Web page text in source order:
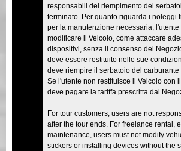
responsabili del riempimento dei
terminato. Per quanto riguarda i noleggi
per la manutenzione necessaria, l'utente
modificare il Veicolo, come attaccare
dispositivi, senza il consenso del
deve essere restituito nelle sue
deve riempire il serbatoio del carburante
Se l'utente non restituisce il Veicolo con
deve pagare la tariffa prescritta dal
For tour customers, users are not
after the tour ends. For freelance rental,
maintenance, users must not modify
stickers or installing devices without the